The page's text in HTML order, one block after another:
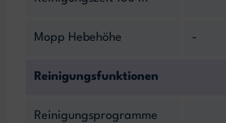
Mopp Hebehöhe -
Reinigungsfunktionen
Reinigungsprogramme